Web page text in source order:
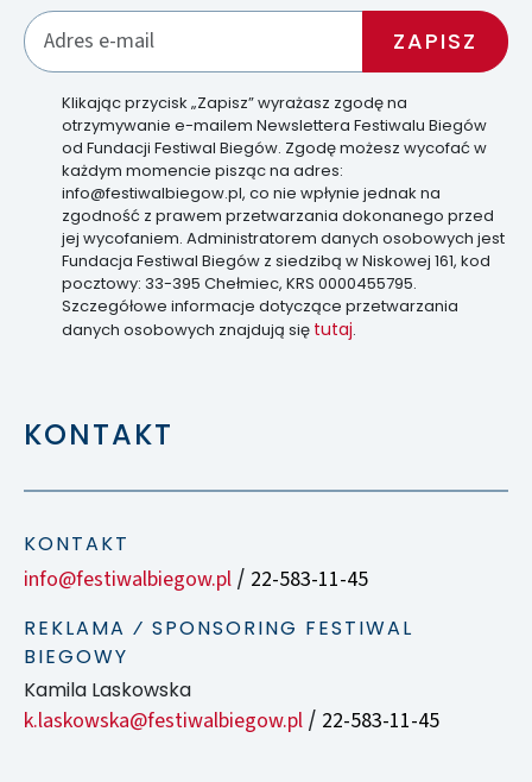
Klikając przycisk „Zapisz” wyrażasz zgodę na
otrzymywanie e-mailem Newslettera Festiwalu Biegów
od Fundacji Festiwal Biegów. Zgodę możesz wycofać w
każdym momencie pisząc na adres:
info@festiwalbiegow.pl, co nie wpłynie jednak na
zgodność z prawem przetwarzania dokonanego przed
jej wycofaniem. Administratorem danych osobowych jest
Fundacja Festiwal Biegów z siedzibą w Niskowej 161, kod
pocztowy: 33-395 Chełmiec, KRS 0000455795.
Szczegółowe informacje dotyczące przetwarzania
danych osobowych znajdują się tutaj.
KONTAKT
KONTAKT
info@festiwalbiegow.pl / 22-583-11-45
REKLAMA ⁄ SPONSORING FESTIWAL
BIEGOWY
Kamila Laskowska
k.laskowska@festiwalbiegow.pl / 22-583-11-45